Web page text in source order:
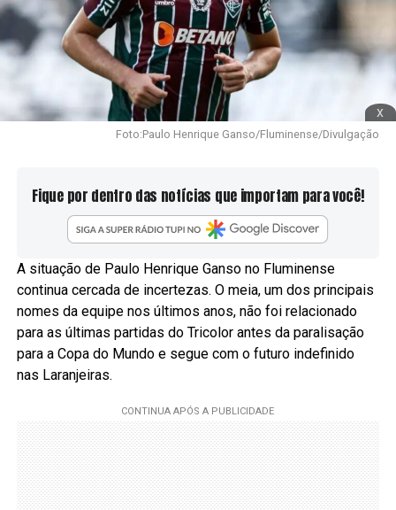
x
Foto:Paulo Henrique Ganso/Fluminense/Divulgação
Fique por dentro das notícias que importam para você!
A situação de Paulo Henrique Ganso no Fluminense
continua cercada de incertezas. O meia, um dos principais
nomes da equipe nos últimos anos, não foi relacionado
para as últimas partidas do Tricolor antes da paralisação
para a Copa do Mundo e segue com o futuro indefinido
nas Laranjeiras.